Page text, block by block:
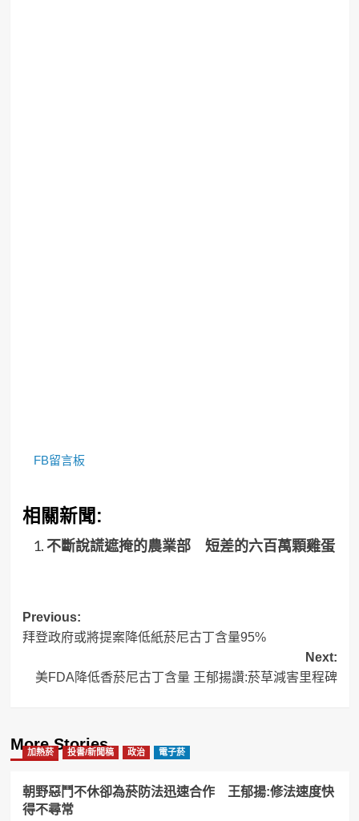
FB留言板
相關新聞:
不斷說謊遮掩的農業部 短差的六百萬顆雞蛋
Post
navigation
Previous:
拜登政府或將提案降低紙菸尼古丁含量95%
Next:
美FDA降低香菸尼古丁含量 王郁揚讚:菸草減害里程碑
More Stories
加熱菸 投書/新聞稿 政治 電子菸
朝野惡鬥不休卻為菸防法迅速合作 王郁揚:修法速度快
得不尋常